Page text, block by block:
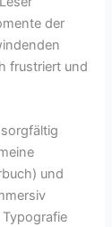
der
frustriert und
und